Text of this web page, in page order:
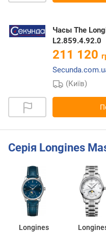
Часы The
L2.859.4.92.0
211 120
(Київ)
Серія Longines
Longines